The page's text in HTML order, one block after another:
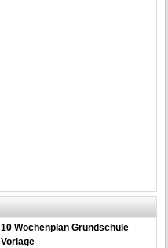
10 Wochenplan Grundschule
Vorlage